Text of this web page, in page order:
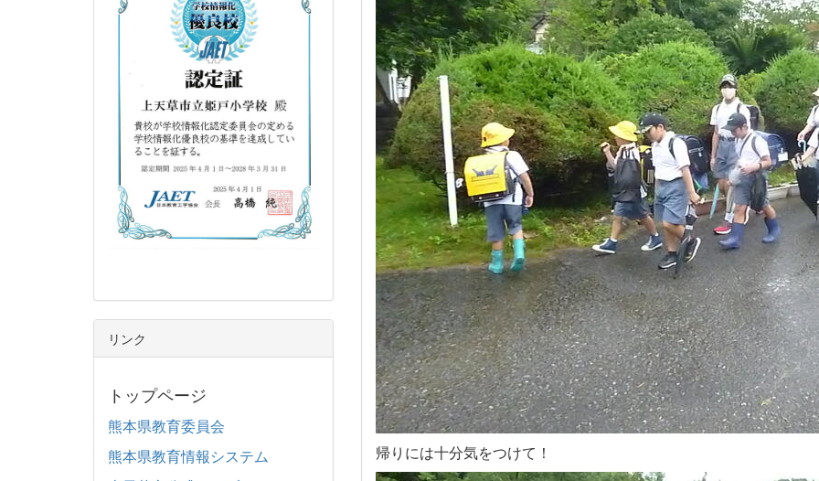
帰りには十分気をつけて！
リンク
トップページ
熊本県教育委員会
熊本県教育情報システム